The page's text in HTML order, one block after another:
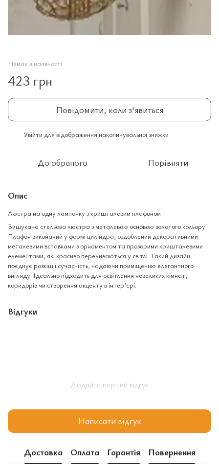
Немає в наявності
423 грн
Повідомити, коли з'явиться
Увійти для відображення накопичувальної знижки
До обраного Порівняти
Опис
Люстра на одну лампочку з кришталевим плафоном
Вишукана стельова люстра з металевою основою золотого кольору.
Плафон виконаний у формі циліндра, оздоблений декоративними
металевими вставками з орнаментом та прозорими кришталевими
елементами, які красиво переливаються у світлі. Такий дизайн
поєднує розкіш і сучасність, надаючи приміщенню елегантного
вигляду. Ідеально підходить для освітлення невеликих кімнат,
коридорів чи створення акценту в інтер’єрі.
Відгуки
Додайте перший відгук
Написати відгук
Доставка Оплата Гарантія Повернення